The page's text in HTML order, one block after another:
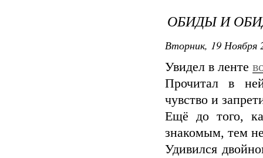
ОБИДЫ И
Вторник, 19 Ноября
Увидел в ленте
Прочитал в
чувство и
Ещё до того,
знакомым, тем
Удивился